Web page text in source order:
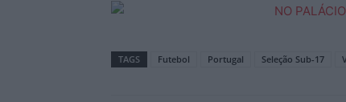
TAGS Futebol Portugal Seleção Sub-17